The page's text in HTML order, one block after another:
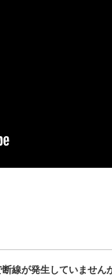
線が発生していません